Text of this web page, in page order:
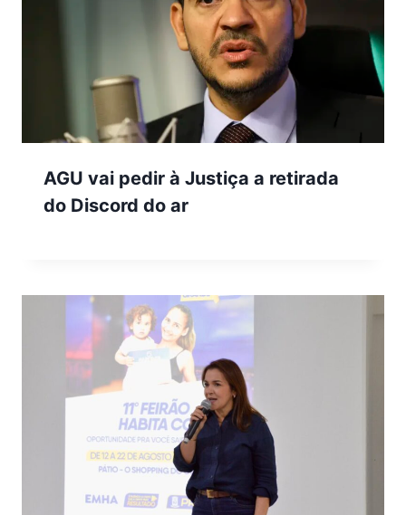
AGU vai pedir à Justiça a retirada
do Discord do ar